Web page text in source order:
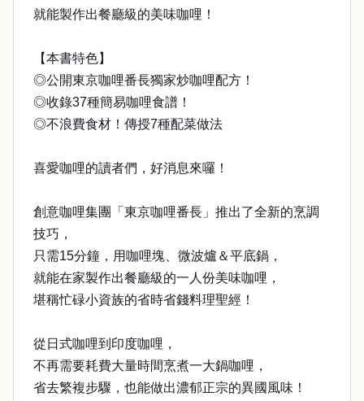
就能製作出餐廳級的美味咖哩！
【本書特色】
◎公開東京咖哩番長獨家炒咖哩配方！
◎收錄37種簡易咖哩食譜！
◎不浪費食材！傳授7種配菜做法
喜愛咖哩的讀者們，好消息來囉！
創意咖哩集團「東京咖哩番長」推出了全新的烹調
技巧，
只需15分鐘，用咖哩塊、微波爐＆平底鍋，
就能在家製作出餐廳級的一人份美味咖哩，
堪稱忙碌小資族的省時省錢料理聖經！
從日式咖哩到印度咖哩，
不再需要耗費大量時間烹煮一大鍋咖哩，
省去繁複步驟，也能做出濃郁正宗的異國風味！